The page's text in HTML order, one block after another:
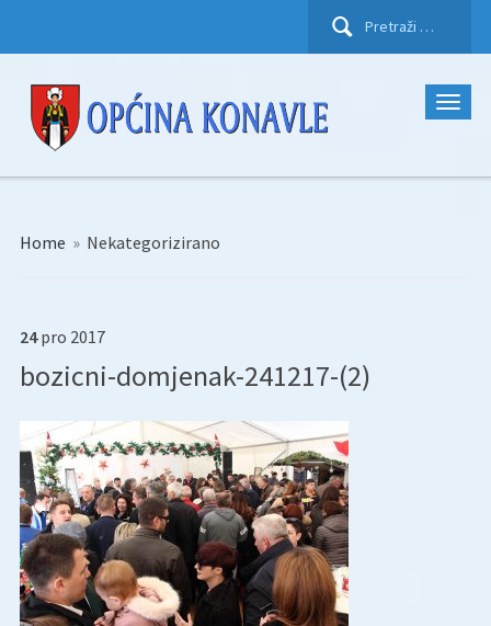
Pretraži:
Home » Nekategorizirano
24 pro 2017
bozicni-domjenak-241217-(2)